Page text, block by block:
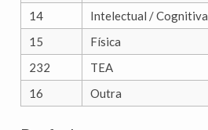
14
Intelectual / Cognitiva
15
Física
232
TEA
16
Outra